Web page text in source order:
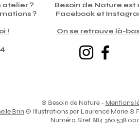
atelier ?
?
!​
Besoin de Nature est
Facebook et
On se retrouve là-
© Besoin de Nature - Mentions
Brin © Illustrations par Laurence Marie ©
Numéro Siret 884 360 538